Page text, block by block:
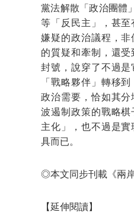
黨法解散「政治團體
等「反民主」，甚至
嫌疑的政治議程，
的質疑和牽制，還
封號，說穿了不過
「戰略夥伴」轉移
政治需要，恰如其
波遏制政策的戰略
主化」，也不過是
具而已。
◎本文同步刊載《兩
【延伸閱讀】